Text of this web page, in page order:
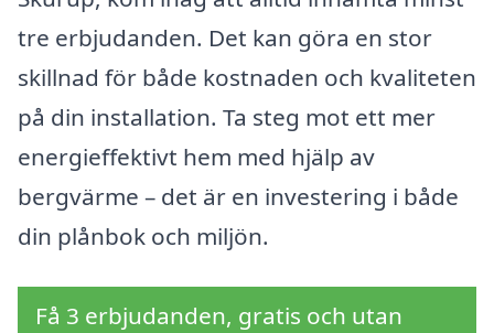
tre erbjudanden. Det kan göra en stor
skillnad för både kostnaden och kvaliteten
på din installation. Ta steg mot ett mer
energieffektivt hem med hjälp av
bergvärme – det är en investering i både
din plånbok och miljön.
Få 3 erbjudanden, gratis och utan